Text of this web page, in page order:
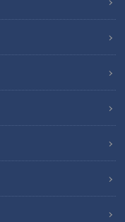
ーキ」です。
る
め
るほど赤字…閉店寸前
ォンケーキ店を日本最高